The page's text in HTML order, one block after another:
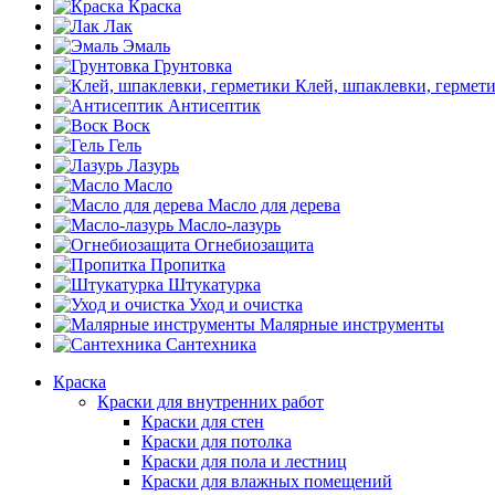
Краска
Лак
Эмаль
Грунтовка
Клей, шпаклевки,
Антисептик
Воск
Гель
Лазурь
Масло
Масло для дерева
Масло-лазурь
Огнебиозащита
Пропитка
Штукатурка
Уход и очистка
Малярные инструменты
Сантехника
Краска
Краски для внутренних работ
Краски для стен
Краски для потолка
Краски для пола и лестниц
Краски для влажных помещений